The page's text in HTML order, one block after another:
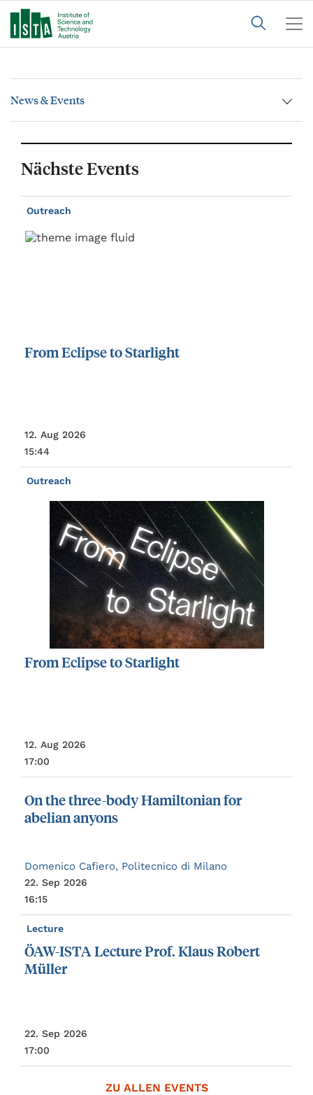
News & Events
Nächste Events
Outreach
FromEclipsetoStarlight
12. Aug 2026
15:44
Outreach
FromEclipsetoStarlight
12. Aug 2026
17:00
Onthethree-bodyHamiltonianfor
abeliananyons
Domenico Cafiero, Politecnico di Milano
22. Sep 2026
16:15
Lecture
ÖAW-ISTALectureProf.KlausRobert
Müller
22. Sep 2026
17:00
ZU ALLEN EVENTS